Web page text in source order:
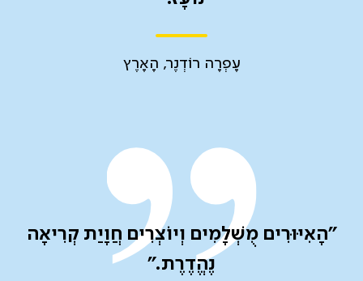
עָפְרָה רוֹדְנֶר, הָאָרֶץ
"הָאִיּוּרִים מֻשְׁלָמִים וְיוֹצְרִים חֲוָיַת קְרִיאָה
נֶהֱדֶרֶת."